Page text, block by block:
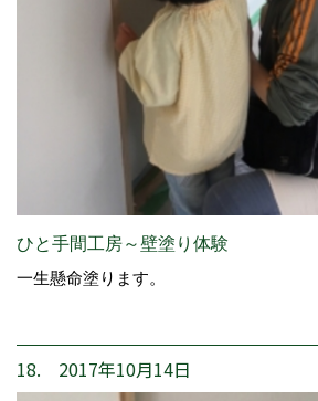
ひと手間工房～壁塗り体験
一生懸命塗ります。
18. 2017年10月14日